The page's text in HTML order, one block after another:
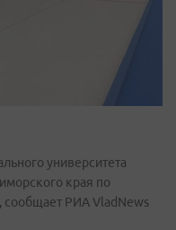
университета
края по
сообщает РИА VladNews